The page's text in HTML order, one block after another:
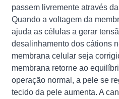
passem livremente através
Quando a voltagem da
ajuda as células a gerar
desalinhamento dos cátions
membrana celular seja
membrana retorne ao
operação normal, a pele se
tecido da pele aumenta. A